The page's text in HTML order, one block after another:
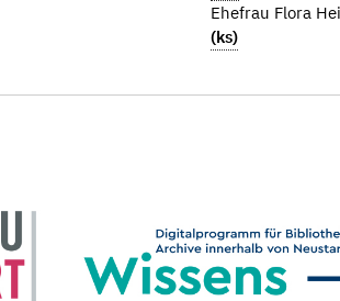
Ehefrau Flora
(ks)